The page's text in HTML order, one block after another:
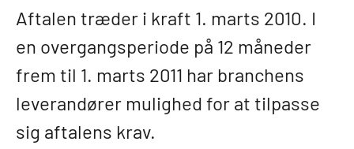
Aftalen træder i kraft 1. marts 2010. I
en overgangsperiode på 12 måneder
frem til 1. marts 2011 har branchens
leverandører mulighed for at tilpasse
sig aftalens krav.